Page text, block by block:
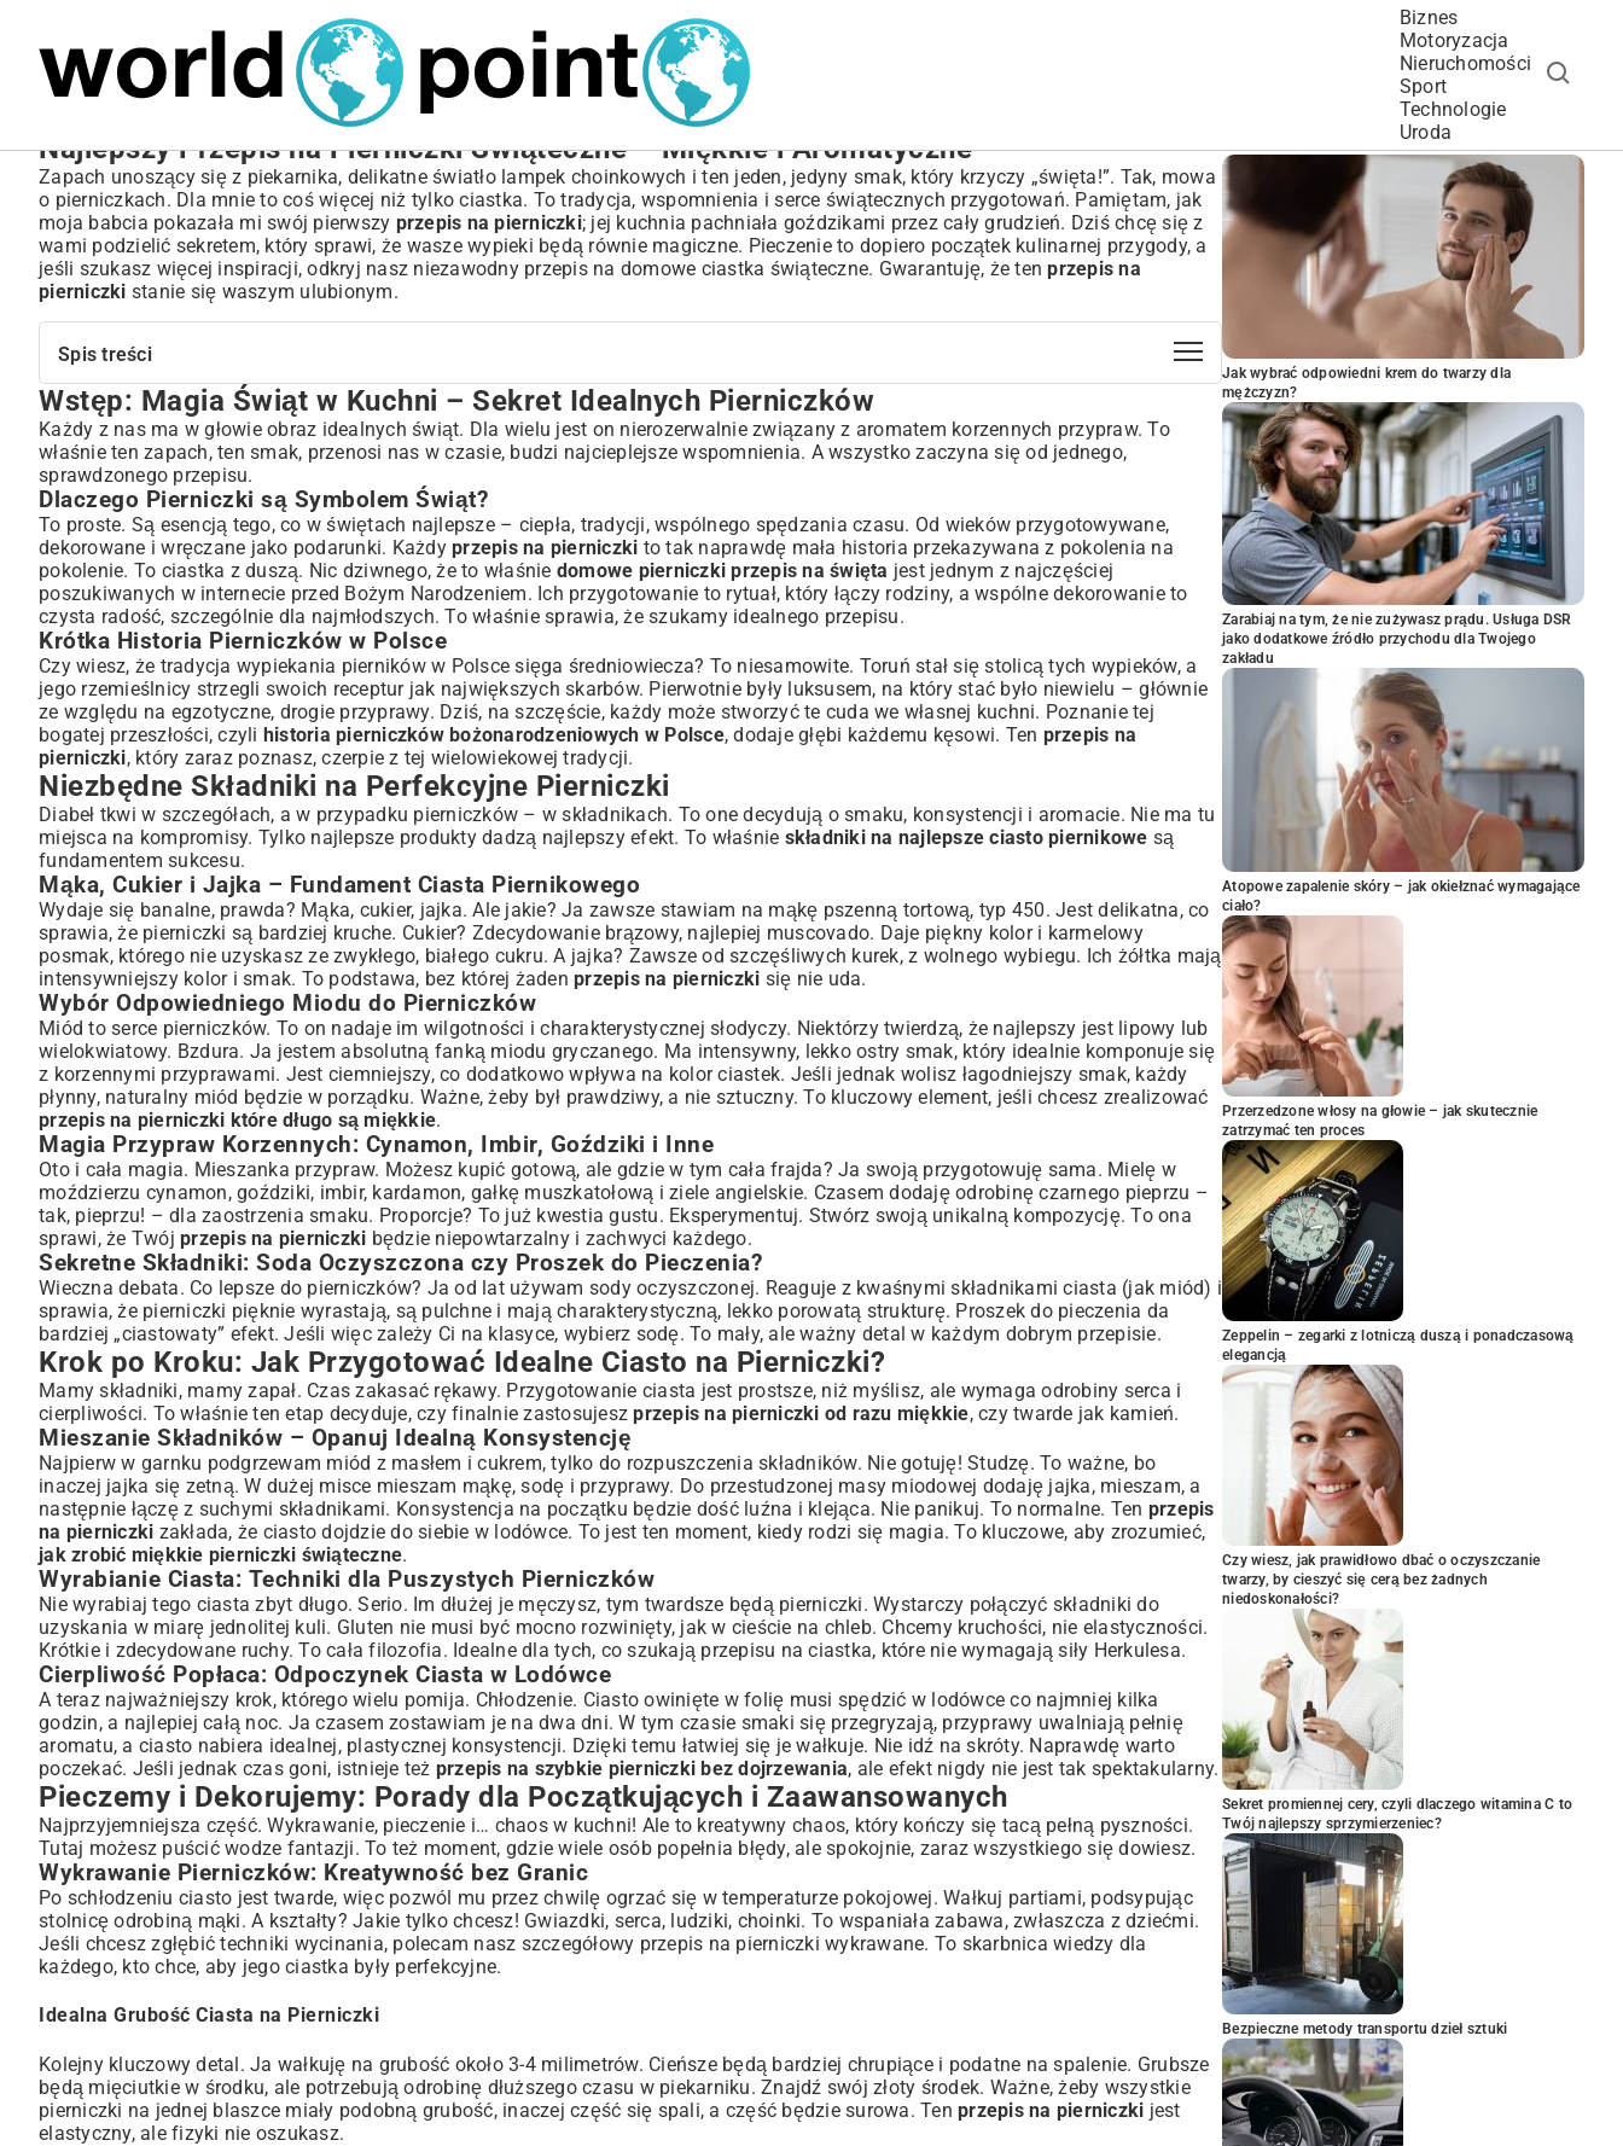
Biznes
Motoryzacja
Nieruchomości
Sport
Technologie
Uroda
Najlepszy Przepis na Pierniczki Świąteczne – Miękkie i Aromatyczne
Zapach unoszący się z piekarnika, delikatne światło lampek choinkowych i ten jeden, jedyny smak, który krzyczy „święta!”. Tak, mowa
o pierniczkach. Dla mnie to coś więcej niż tylko ciastka. To tradycja, wspomnienia i serce świątecznych przygotowań. Pamiętam, jak
moja babcia pokazała mi swój pierwszy przepis na pierniczki; jej kuchnia pachniała goździkami przez cały grudzień. Dziś chcę się z
wami podzielić sekretem, który sprawi, że wasze wypieki będą równie magiczne. Pieczenie to dopiero początek kulinarnej przygody, a
jeśli szukasz więcej inspiracji, odkryj nasz niezawodny przepis na domowe ciastka świąteczne. Gwarantuję, że tenprzepis na
pierniczki stanie się waszym ulubionym.
Spis treści
Wstęp: Magia Świąt w Kuchni – Sekret Idealnych Pierniczków
Dlaczego Pierniczki są Symbolem Świąt?
Krótka Historia Pierniczków w Polsce
Niezbędne Składniki na Perfekcyjne Pierniczki
Mąka, Cukier i Jajka – Fundament Ciasta Piernikowego
Wybór Odpowiedniego Miodu do Pierniczków
Magia Przypraw Korzennych: Cynamon, Imbir, Goździki i Inne
Sekretne Składniki: Soda Oczyszczona czy Proszek do Pieczenia?
Krok po Kroku: Jak Przygotować Idealne Ciasto na Pierniczki?
Mieszanie Składników – Opanuj Idealną Konsystencję
Wyrabianie Ciasta: Techniki dla Puszystych Pierniczków
Cierpliwość Popłaca: Odpoczynek Ciasta w Lodówce
Pieczemy i Dekorujemy: Porady dla Początkujących i Zaawansowanych
Wykrawanie Pierniczków: Kreatywność bez Granic
Piekarnik – Klucz do Złocistego Koloru
Sztuka Dekoracji Pierniczków
Wariacje na Temat Pierniczków: Odkryj Nowe Smaki i Tekstury
Pierniczki z Czekoladą: Rozkosz dla Podniebienia
Wersja Bezglutenowa: Przepis dla Każdego
Pierniczki Wegańskie: Zdrowa Alternatywa Świąteczna
Przechowywanie Pierniczków i Najlepsze Sposoby Podania
Jak Długo Pierniczki Zachowują Świeżość? Porady Eksperta
Idealne Opakowanie – Sekrety Długotrwałego Aromatu
Pomysły na Podanie Pierniczków: Prezent czy Przekąska Świąteczna?
Podsumowanie: Pierniczki – Tradycja, która Łączy Pokolenia
Wstęp: Magia Świąt w Kuchni – Sekret Idealnych Pierniczków
Każdy z nas ma w głowie obraz idealnych świąt. Dla wielu jest on nierozerwalnie związany z aromatem korzennych przypraw. To
właśnie ten zapach, ten smak, przenosi nas w czasie, budzi najcieplejsze wspomnienia. A wszystko zaczyna się od jednego,
sprawdzonego przepisu.
Dlaczego Pierniczki są Symbolem Świąt?
To proste. Są esencją tego, co w świętach najlepsze – ciepła, tradycji, wspólnego spędzania czasu. Od wieków przygotowywane,
dekorowane i wręczane jako podarunki. Każdy przepis na pierniczki to tak naprawdę mała historia przekazywana z pokolenia na
pokolenie. To ciastka z duszą. Nic dziwnego, że to właśnie domowe pierniczki przepis na święta jest jednym z najczęściej
poszukiwanych w internecie przed Bożym Narodzeniem. Ich przygotowanie to rytuał, który łączy rodziny, a wspólne dekorowanie to
czysta radość, szczególnie dla najmłodszych. To właśnie sprawia, że szukamy idealnego przepisu.
Krótka Historia Pierniczków w Polsce
Czy wiesz, że tradycja wypiekania pierników w Polsce sięga średniowiecza? To niesamowite. Toruń stał się stolicą tych wypieków, a
jego rzemieślnicy strzegli swoich receptur jak największych skarbów. Pierwotnie były luksusem, na który stać było niewielu – głównie
ze względu na egzotyczne, drogie przyprawy. Dziś, na szczęście, każdy może stworzyć te cuda we własnej kuchni. Poznanie tej
bogatej przeszłości, czyli historia pierniczków bożonarodzeniowych w Polsce, dodaje głębi każdemu kęsowi. Ten przepis na
pierniczki, który zaraz poznasz, czerpie z tej wielowiekowej tradycji.
Niezbędne Składniki na Perfekcyjne Pierniczki
Diabeł tkwi w szczegółach, a w przypadku pierniczków – w składnikach. To one decydują o smaku, konsystencji i aromacie. Nie ma tu
miejsca na kompromisy. Tylko najlepsze produkty dadzą najlepszy efekt. To właśnie składniki na najlepsze ciasto piernikowe są
fundamentem sukcesu.
Mąka, Cukier i Jajka – Fundament Ciasta Piernikowego
Wydaje się banalne, prawda? Mąka, cukier, jajka. Ale jakie? Ja zawsze stawiam na mąkę pszenną tortową, typ 450. Jest delikatna, co
sprawia, że pierniczki są bardziej kruche. Cukier? Zdecydowanie brązowy, najlepiej muscovado. Daje piękny kolor i karmelowy
posmak, którego nie uzyskasz ze zwykłego, białego cukru. A jajka? Zawsze od szczęśliwych kurek, z wolnego wybiegu. Ich żółtka mają
intensywniejszy kolor i smak. To podstawa, bez której żaden przepis na pierniczki się nie uda.
Wybór Odpowiedniego Miodu do Pierniczków
Miód to serce pierniczków. To on nadaje im wilgotności i charakterystycznej słodyczy. Niektórzy twierdzą, że najlepszy jest lipowy lub
wielokwiatowy. Bzdura. Ja jestem absolutną fanką miodu gryczanego. Ma intensywny, lekko ostry smak, który idealnie komponuje się
z korzennymi przyprawami. Jest ciemniejszy, co dodatkowo wpływa na kolor ciastek. Jeśli jednak wolisz łagodniejszy smak, każdy
płynny, naturalny miód będzie w porządku. Ważne, żeby był prawdziwy, a nie sztuczny. To kluczowy element, jeśli chcesz zrealizować
przepis na pierniczki które długo są miękkie.
Magia Przypraw Korzennych: Cynamon, Imbir, Goździki i Inne
Oto i cała magia. Mieszanka przypraw. Możesz kupić gotową, ale gdzie w tym cała frajda? Ja swoją przygotowuję sama. Mielę w
moździerzu cynamon, goździki, imbir, kardamon, gałkę muszkatołową i ziele angielskie. Czasem dodaję odrobinę czarnego pieprzu –
tak, pieprzu! – dla zaostrzenia smaku. Proporcje? To już kwestia gustu. Eksperymentuj. Stwórz swoją unikalną kompozycję. To ona
sprawi, że Twój przepis na pierniczki będzie niepowtarzalny i zachwyci każdego.
Sekretne Składniki: Soda Oczyszczona czy Proszek do Pieczenia?
Wieczna debata. Co lepsze do pierniczków? Ja od lat używam sody oczyszczonej. Reaguje z kwaśnymi składnikami ciasta (jak miód) i
sprawia, że pierniczki pięknie wyrastają, są pulchne i mają charakterystyczną, lekko porowatą strukturę. Proszek do pieczenia da
bardziej „ciastowaty” efekt. Jeśli więc zależy Ci na klasyce, wybierz sodę. To mały, ale ważny detal w każdym dobrym przepisie.
Krok po Kroku: Jak Przygotować Idealne Ciasto na Pierniczki?
Mamy składniki, mamy zapał. Czas zakasać rękawy. Przygotowanie ciasta jest prostsze, niż myślisz, ale wymaga odrobiny serca i
cierpliwości. To właśnie ten etap decyduje, czy finalnie zastosujeszprzepis na pierniczki od razu miękkie, czy twarde jak kamień.
Mieszanie Składników – Opanuj Idealną Konsystencję
Najpierw w garnku podgrzewam miód z masłem i cukrem, tylko do rozpuszczenia składników. Nie gotuję! Studzę. To ważne, bo
inaczej jajka się zetną. W dużej misce mieszam mąkę, sodę i przyprawy. Do przestudzonej masy miodowej dodaję jajka, mieszam, a
następnie łączę z suchymi składnikami. Konsystencja na początku będzie dość luźna i klejąca. Nie panikuj. To normalne. Ten przepis
na pierniczki zakłada, że ciasto dojdzie do siebie w lodówce. To jest ten moment, kiedy rodzi się magia. To kluczowe, aby zrozumieć,
jak zrobić miękkie pierniczki świąteczne.
Wyrabianie Ciasta: Techniki dla Puszystych Pierniczków
Nie wyrabiaj tego ciasta zbyt długo. Serio. Im dłużej je męczysz, tym twardsze będą pierniczki. Wystarczy połączyć składniki do
uzyskania w miarę jednolitej kuli. Gluten nie musi być mocno rozwinięty, jak w cieście na chleb. Chcemy kruchości, nie elastyczności.
Krótkie i zdecydowane ruchy. To cała filozofia. Idealne dla tych, co szukają przepisu na ciastka, które nie wymagają siły Herkulesa.
Cierpliwość Popłaca: Odpoczynek Ciasta w Lodówce
A teraz najważniejszy krok, którego wielu pomija. Chłodzenie. Ciasto owinięte w folię musi spędzić w lodówce co najmniej kilka
godzin, a najlepiej całą noc. Ja czasem zostawiam je na dwa dni. W tym czasie smaki się przegryzają, przyprawy uwalniają pełnię
aromatu, a ciasto nabiera idealnej, plastycznej konsystencji. Dzięki temu łatwiej się je wałkuje. Nie idź na skróty. Naprawdę warto
poczekać. Jeśli jednak czas goni, istnieje też przepis na szybkie pierniczki bez dojrzewania, ale efekt nigdy nie jest tak spektakularny.
Pieczemy i Dekorujemy: Porady dla Początkujących i Zaawansowanych
Najprzyjemniejsza część. Wykrawanie, pieczenie i… chaos w kuchni! Ale to kreatywny chaos, który kończy się tacą pełną pyszności.
Tutaj możesz puścić wodze fantazji. To też moment, gdzie wiele osób popełnia błędy, ale spokojnie, zaraz wszystkiego się dowiesz.
Wykrawanie Pierniczków: Kreatywność bez Granic
Po schłodzeniu ciasto jest twarde, więc pozwól mu przez chwilę ogrzać się w temperaturze pokojowej. Wałkuj partiami, podsypując
stolnicę odrobiną mąki. A kształty? Jakie tylko chcesz! Gwiazdki, serca, ludziki, choinki. To wspaniała zabawa, zwłaszcza z dziećmi.
Jeśli chcesz zgłębić techniki wycinania, polecam nasz szczegółowy przepis na pierniczki wykrawane. To skarbnica wiedzy dla
każdego, kto chce, aby jego ciastka były perfekcyjne.
Idealna Grubość Ciasta na Pierniczki
Kolejny kluczowy detal. Ja wałkuję na grubość około 3-4 milimetrów. Cieńsze będą bardziej chrupiące i podatne na spalenie. Grubsze
będą mięciutkie w środku, ale potrzebują odrobinę dłuższego czasu w piekarniku. Znajdź swój złoty środek. Ważne, żeby wszystkie
pierniczki na jednej blaszce miały podobną grubość, inaczej część się spali, a część będzie surowa. Ten przepis na pierniczki jest
elastyczny, ale fizyki nie oszukasz.
POPULARNE ARTYKUŁY
Jak wybrać odpowiedni krem do twarzy dla
mężczyzn?
Zarabiaj na tym, że nie zużywasz prądu. Usługa DSR
jako dodatkowe źródło przychodu dla Twojego
zakładu
Atopowe zapalenie skóry – jak okiełznać wymagające
ciało?
Przerzedzone włosy na głowie – jak skutecznie
zatrzymać ten proces
Zeppelin – zegarki z lotniczą duszą i ponadczasową
elegancją
Czy wiesz, jak prawidłowo dbać o oczyszczanie
twarzy, by cieszyć się cerą bez żadnych
niedoskonałości?
Sekret promiennej cery, czyli dlaczego witamina C to
Twój najlepszy sprzymierzeniec?
Bezpieczne metody transportu dzieł sztuki